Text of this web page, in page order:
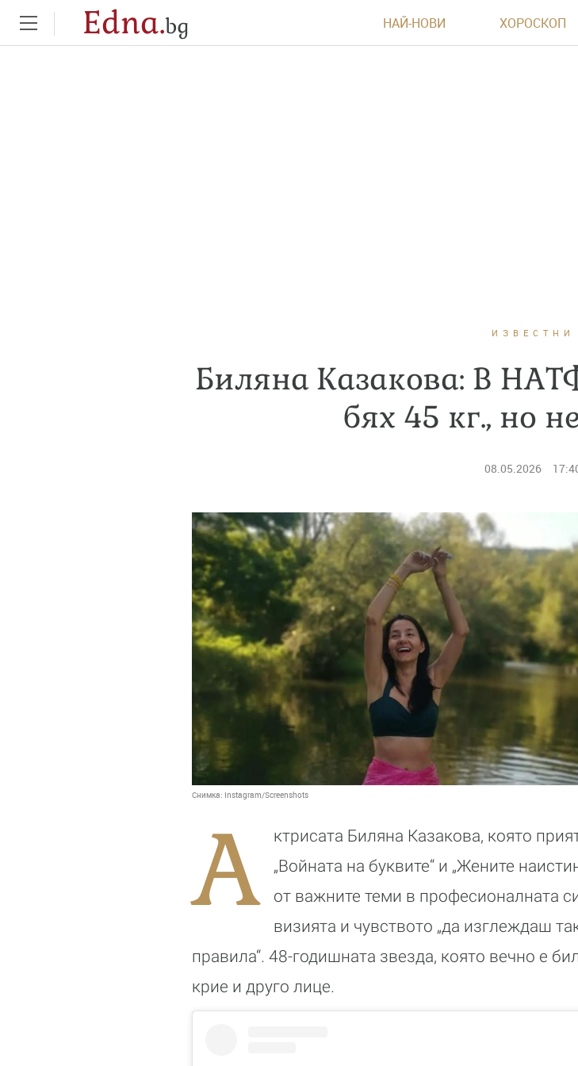
Edna.bg НАЙ-НОВИ ХОРОСКОП
ИЗВЕСТНИ
Биляна Казакова: В
бях 45 кг., но
08.05.2026
Снимка: Instagram/Screenshots
А
ктрисата Биляна Казакова, която
„Войната на буквите“ и „Жените
от важните теми в професионалната
визията и чувството „да изглеждаш
правила“. 48-годишната звезда, която вечно е
крие и друго лице.